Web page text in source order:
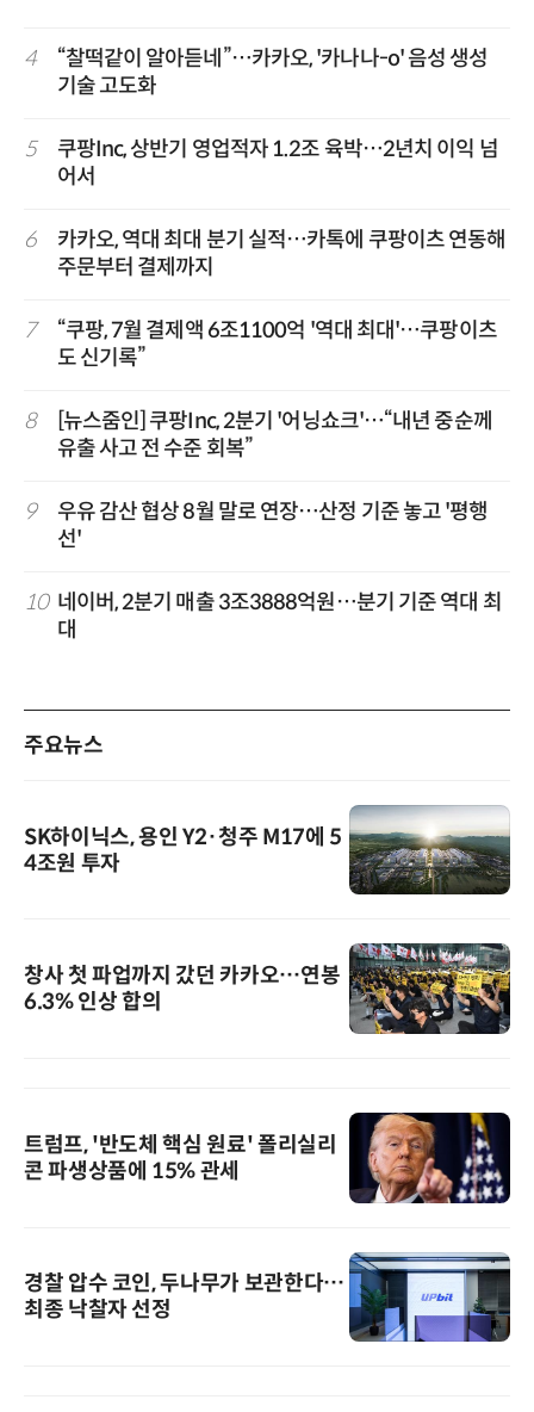
4
“찰떡같이 알아듣네”…카카오, '카나나-o' 음성 생성
기술 고도화
5
쿠팡Inc, 상반기 영업적자 1.2조 육박…2년치 이익 넘
어서
6
카카오, 역대 최대 분기 실적…카톡에 쿠팡이츠 연동해
주문부터 결제까지
7
“쿠팡, 7월 결제액 6조1100억 '역대 최대'…쿠팡이츠
도 신기록”
8
[뉴스줌인] 쿠팡Inc, 2분기 '어닝쇼크'…“내년 중순께
유출 사고 전 수준 회복”
9
우유 감산 협상 8월 말로 연장…산정 기준 놓고 '평행
선'
10 네이버, 2분기 매출 3조3888억원…분기 기준 역대 최
대
주요뉴스
SK하이닉스, 용인 Y2·청주 M17에 5
4조원 투자
창사 첫 파업까지 갔던 카카오…연봉
6.3% 인상 합의
트럼프, '반도체 핵심 원료' 폴리실리
콘 파생상품에 15% 관세
경찰 압수 코인, 두나무가 보관한다…
최종 낙찰자 선정